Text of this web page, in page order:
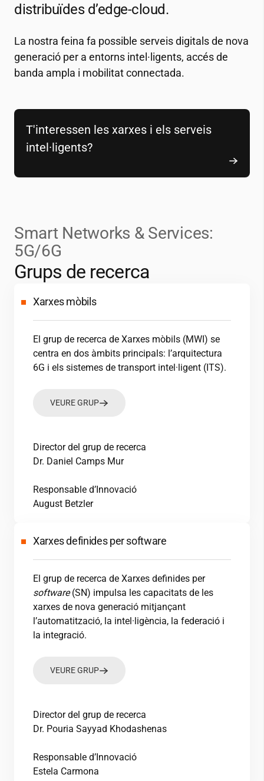
T'interessen les xarxes i els serveis
intel·ligents?
distribuïdes d’edge-cloud.
La nostra feina fa possible serveis digitals de nova
generació per a entorns intel·ligents, accés de
banda ampla i mobilitat connectada.
Smart Networks & Services:
5G/6G
Grups de recerca
Xarxes mòbils
El grup de recerca de Xarxes mòbils (MWI) se
centra en dos àmbits principals: l’arquitectura
6G i els sistemes de transport intel·ligent (ITS).
VEURE GRUP
Director del grup de recerca
Dr. Daniel Camps Mur
Responsable d’Innovació
August Betzler
Xarxes definides per software
El grup de recerca de Xarxes definides per
software(SN) impulsa les capacitats de les
xarxes de nova generació mitjançant
l’automatització, la intel·ligència, la federació i
la integració.
VEURE GRUP
Director del grup de recerca
Dr. Pouria Sayyad Khodashenas
Responsable d’Innovació
Estela Carmona